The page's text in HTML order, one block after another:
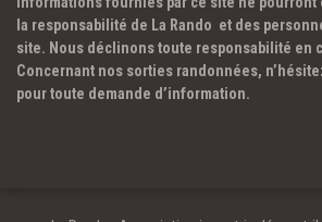
la responsabilité de La Rando et des
site. Nous déclinons toute responsabilité en
Concernant nos sorties randonnées,
pour toute demande d’information.